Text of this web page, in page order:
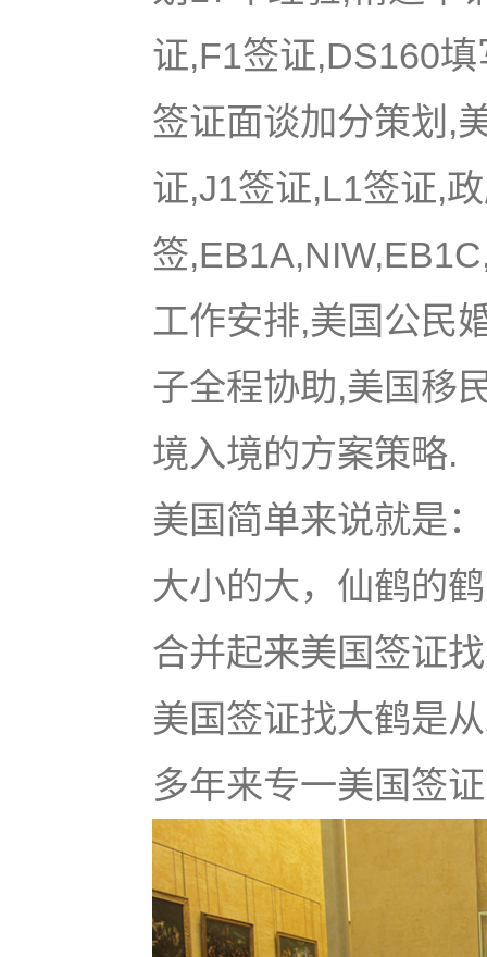
证,F1签证,DS160
签证面谈加分策划,
证,J1签证,L1签证,
签
工作安排,美国公民
子全程协助,美国移
境入境的方案策略.
美国简单来说就是
大小的大，仙鹤的
合并起来美国签证
美国签证找大鹤是
多年来专一美国签